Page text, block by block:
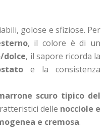
golose e sfiziose. Per
, il colore è di un
dolce, il sapore ricorda la
e la consistenza
scuro tipico del
delle nocciole e
e cremosa.